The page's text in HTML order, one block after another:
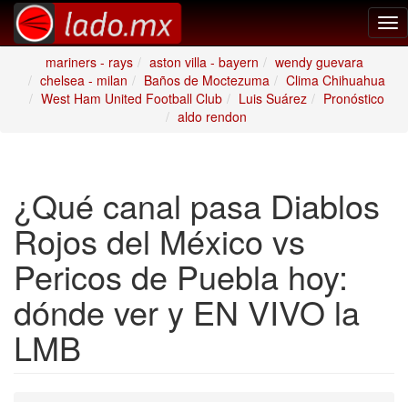
mariners - rays
aston villa - bayern
wendy guevara
chelsea - milan
Baños de Moctezuma
Clima Chihuahua
West Ham United Football Club
Luis Suárez
Pronóstico
aldo rendon
¿Qué canal pasa Diablos
Rojos del México vs
Pericos de Puebla hoy:
dónde ver y EN VIVO la
LMB